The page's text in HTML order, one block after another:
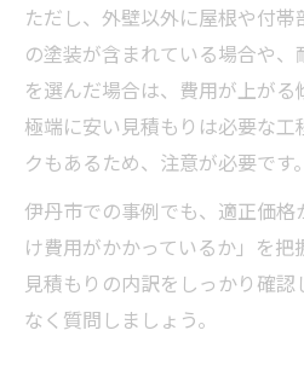
ただし、外壁以外に屋根や付帯
の塗装が含まれている場合や
を選んだ場合は、費用が上がる
極端に安い見積もりは必要な
クもあるため、注意が必要です。
伊丹市での事例でも、適正価
け費用がかかっているか」を把
見積もりの内訳をしっかり確
なく質問しましょう。